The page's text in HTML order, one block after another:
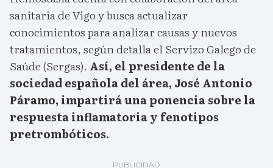
sanitaria de Vigo y busca actualizar
conocimientos para analizar causas y nuevos
tratamientos, según detalla el Servizo Galego de
Saúde (Sergas). Así, el presidente de la
sociedad española del área, José Antonio
Páramo, impartirá una ponencia sobre la
respuesta inflamatoria y fenotipos
pretrombóticos.